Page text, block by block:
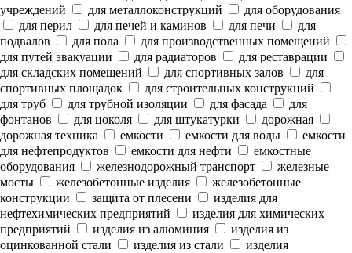
учреждений
для металлоконструкций
для оборудования
для перил
для печей и каминов для печи
для
подвалов
для пола
для производственных помещений
для путей эвакуации
для радиаторов
для реставрации
для складских помещений
для спортивных залов
для
спортивных площадок
для строительных конструкций
для труб
для трубной изоляции для фасада
для
фонтанов
для цоколя для штукатурки
дорожная
дорожная техника
емкости емкости для воды
емкости
для нефтепродуктов
емкости для нефти
емкостные
оборудования
железнодорожный транспорт
железные
мосты
железобетонные изделия
железобетонные
конструкции
защита от плесени
изделия для
нефтехимических предприятий
изделия для химических
предприятий
изделия из алюминия
изделия из
оцинкованной стали
изделия из стали
изделия